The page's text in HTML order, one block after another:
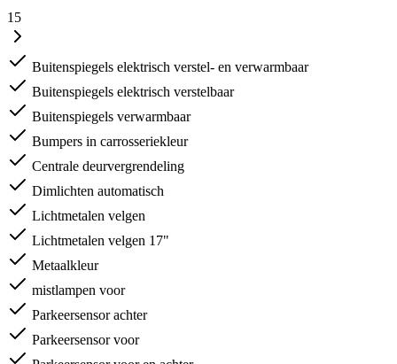
15
Buitenspiegels elektrisch verstel- en verwarmbaar
Buitenspiegels elektrisch verstelbaar
Buitenspiegels verwarmbaar
Bumpers in carrosseriekleur
Centrale deurvergrendeling
Dimlichten automatisch
Lichtmetalen velgen
Lichtmetalen velgen 17"
Metaalkleur
mistlampen voor
Parkeersensor achter
Parkeersensor voor